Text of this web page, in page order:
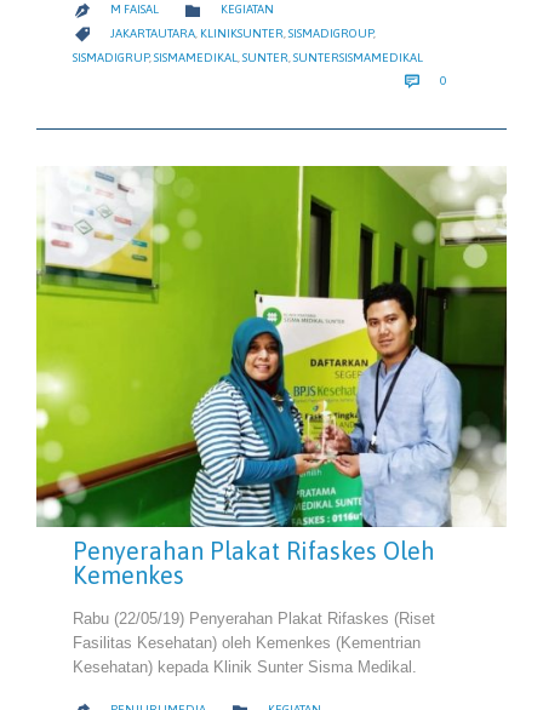
 M FAISAL  CATEGORY
KEGIATAN
 CATEGORY
JAKARTAUTARA, KLINIKSUNTER,SISMADIGROUP,
SISMADIGRUP, SISMAMEDIKAL SUNTER SUNTERSISMAMEDIKAL
 0
Penyerahan Plakat Rifaskes Oleh
Kemenkes
Rabu (22/05/19) Penyerahan Plakat Rifaskes (Riset
Fasilitas Kesehatan) oleh Kemenkes (Kementrian
Kesehatan) kepada Klinik Sunter Sisma Medikal.